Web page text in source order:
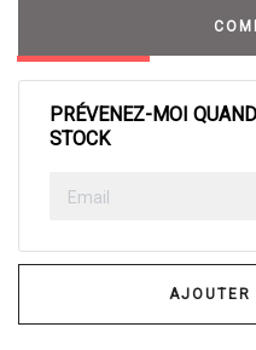
PRÉVENEZ-MOI
STOCK